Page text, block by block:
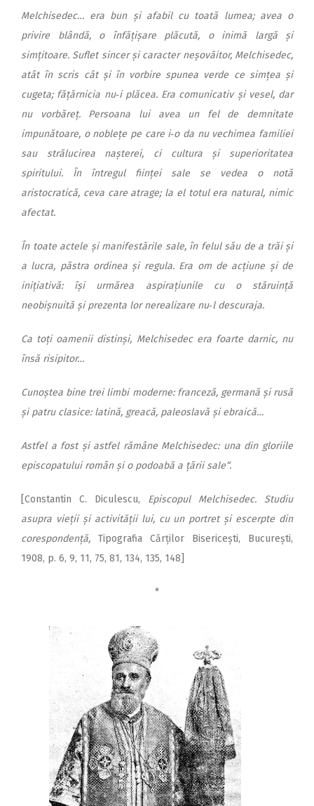
Melchisedec… era bun și afabil cu toată lumea; avea o
privire blândă, o înfățișare plăcută, o inimă largă și
simțitoare. Suflet sincer și caracter neșovăitor, Melchisedec,
atât în scris cât și în vorbire spunea verde ce simțea și
cugeta; fățărnicia nu‑i plăcea. Era comunicativ și vesel, dar
nu vorbăreț. Persoana lui avea un fel de demnitate
impunătoare, o noblețe pe care i‑o da nu vechimea familiei
sau strălucirea nașterei, ci cultura și superioritatea
spiritului. În întregul ființei sale se vedea o notă
aristocratică, ceva care atrage; la el totul era natural, nimic
afectat.
În toate actele și manifestările sale, în felul său de a trăi și
a lucra, păstra ordinea și regula. Era om de acțiune și de
inițiativă: își urmărea aspirațiunile cu o stăruință
neobișnuită și prezenta lor nerealizare nu‑l descuraja.
Ca toți oamenii distinși, Melchisedec era foarte darnic, nu
însă risipitor…
Cunoștea bine trei limbi moderne: franceză, germană și rusă
și patru clasice: latină, greacă, paleoslavă și ebraică…
Astfel a fost și astfel rămâne Melchisedec: una din gloriile
epis­copatului român și o podoabă a țării sale“.
[Constantin C. Diculescu, Episcopul Melchisedec. Studiu
asupra vieții și activității lui, cu un portret și escerpte din
corespondență, Tipografia Căr­ților Bisericești, București,
1908, p. 6, 9, 11, 75, 81, 134, 135, 148]
*